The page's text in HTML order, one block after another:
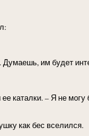
им будет
каталки. – Я не
как бес вселился.